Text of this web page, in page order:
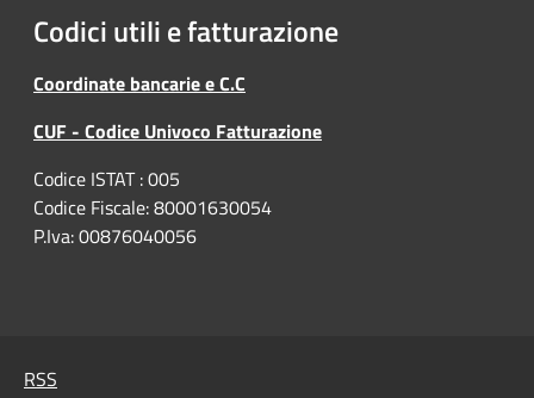
Codici utili e fatturazione
Coordinate bancarie e C.C
CUF - Codice Univoco Fatturazione
Codice ISTAT : 005
Codice Fiscale: 80001630054
P.Iva: 00876040056
RSS